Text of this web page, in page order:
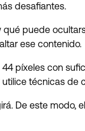
desafiantes.
puede
ese contenido.
píxeles con
técnicas de
De este